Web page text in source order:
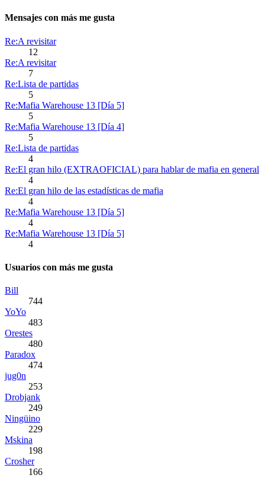
Mensajes con más me gusta
Re:A revisitar
12
Re:A revisitar
7
Re:Lista de partidas
5
Re:Mafia Warehouse 13 [Día 5]
5
Re:Mafia Warehouse 13 [Día 4]
5
Re:Lista de partidas
4
Re:El gran hilo (EXTRAOFICIAL) para hablar de mafia en general
4
Re:El gran hilo de las estadísticas de mafia
4
Re:Mafia Warehouse 13 [Día 5]
4
Re:Mafia Warehouse 13 [Día 5]
4
Usuarios con más me gusta
Bill
744
YoYo
483
Orestes
480
Paradox
474
jug0n
253
Drobjank
249
Ningüino
229
Mskina
198
Crosher
166